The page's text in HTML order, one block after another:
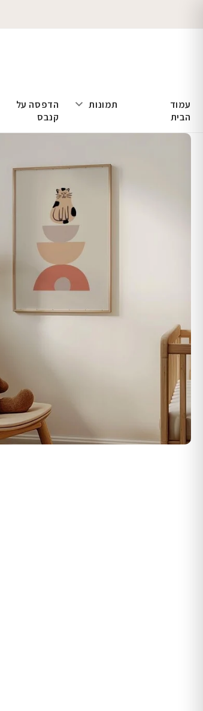
עמוד
הבית
תמונות
הדפסה על
קנבס